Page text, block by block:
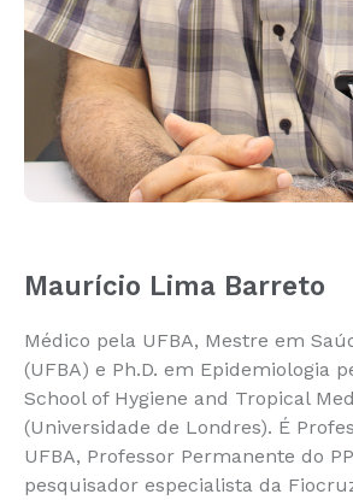
Maurício Lima Barreto
Médico pela UFBA, Mestre em
(UFBA) e Ph.D. em Epidemiologia
School of Hygiene and Tropical
(Universidade de Londres). É
UFBA, Professor Permanente do
pesquisador especialista da